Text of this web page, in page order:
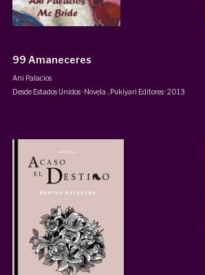
99 Amaneceres
Ani Palacios
Desde Estados Unidos · Novela
Pukiyari Editores·2013